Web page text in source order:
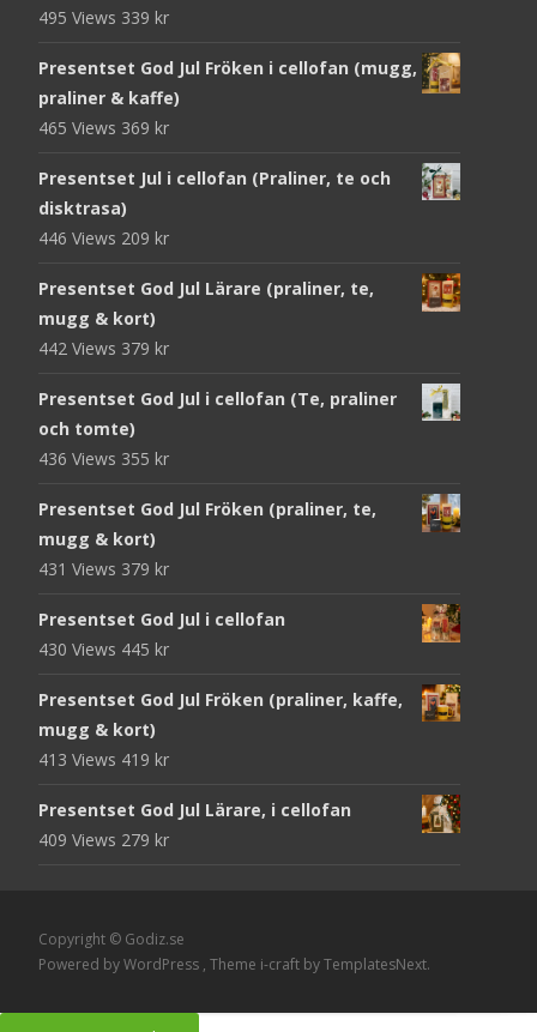
495 Views 339 kr
Presentset God Jul Fröken i cellofan (mugg,
praliner & kaffe)
465 Views 369 kr
Presentset Jul i cellofan (Praliner, te och
disktrasa)
446 Views 209 kr
Presentset God Jul Lärare (praliner, te,
mugg & kort)
442 Views 379 kr
Presentset God Jul i cellofan (Te, praliner
och tomte)
436 Views 355 kr
Presentset God Jul Fröken (praliner, te,
mugg & kort)
431 Views 379 kr
Presentset God Jul i cellofan
430 Views 445 kr
Presentset God Jul Fröken (praliner, kaffe,
mugg & kort)
413 Views 419 kr
Presentset God Jul Lärare, i cellofan
409 Views 279 kr
Copyright © Godiz.se
Powered by WordPress , Theme i-craft by TemplatesNext.